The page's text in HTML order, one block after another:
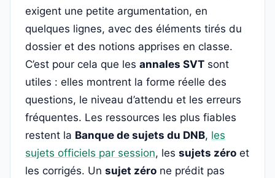
exigent une petite argumentation, en
quelques lignes, avec des éléments tirés du
dossier et des notions apprises en classe.
C’est pour cela que les annales SVT sont
utiles : elles montrent la forme réelle des
questions, le niveau d’attendu et les erreurs
fréquentes. Les ressources les plus fiables
restent la Banque de sujets du DNB, les
sujets officiels par session, les sujets zéro et
les corrigés. Un sujet zéro ne prédit pas